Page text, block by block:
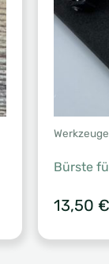
Werkzeuge
Bürste
13,50 €